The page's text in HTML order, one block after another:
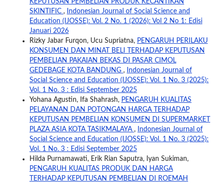
SKINTIFIC ,
Indonesian Journal of Social Science and
Education (IJOSSE): Vol. 2 No. 1 (2026): Vol 2 No 1: Edisi
Januari 2026
Rizky Jabar Furqon, Ucu Supriatna, PENGARUH PERILAKU
KONSUMEN DAN MINAT BELI TERHADAP KEPUTUSAN
PEMBELIAN PAKAIAN BEKAS DI PASAR CIMOL
GEDEBAGE KOTA BANDUNG ,
Indonesian Journal of
Social Science and Education (IJOSSE): Vol. 1 No. 3 (2025):
Vol. 1 No. 3 : Edisi September 2025
Yohana Agustin, Ifa Shahrash, PENGARUH KUALITAS
PELAYANAN DAN POTONGAN HARGA TERHADAP
KEPUTUSAN PEMBELIAN KONSUMEN DI SUPERMARKET
PLAZA ASIA KOTA TASIKMALAYA ,
Indonesian Journal of
Social Science and Education (IJOSSE): Vol. 1 No. 3 (2025):
Vol. 1 No. 3 : Edisi September 2025
Hilda Purnamawati, Erik Rian Saputra, Iyan Sukiman,
PENGARUH KUALITAS PRODUK DAN HARGA
TERHADAP KEPUTUSAN PEMBELIAN DI ROEMAH